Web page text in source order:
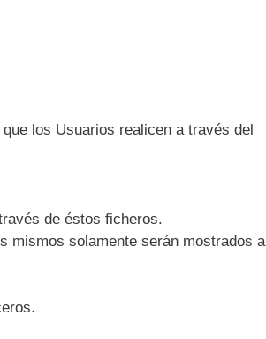
los Usuarios realicen a través del
de éstos ficheros.
mismos solamente serán mostrados a